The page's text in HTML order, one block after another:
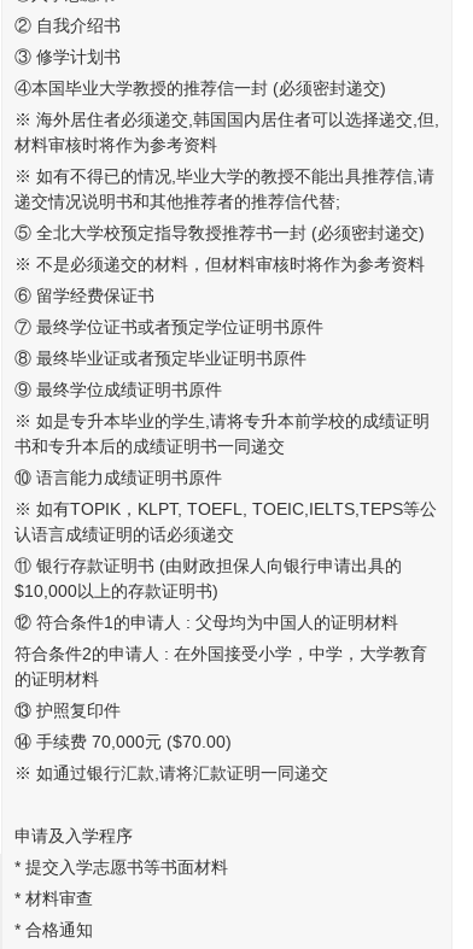
深圳国外文凭服务网
联系人：张老师
② 自我介绍书
③ 修学计划书
④本国毕业大学教授的推荐信一封 (必须密封递交)
※ 海外居住者必须递交,韩国国内居住者可以选择递交,但,
材料审核时将作为参考资料
※ 如有不得已的情况,毕业大学的教授不能出具推荐信,请
递交情况说明书和其他推荐者的推荐信代替;
⑤ 全北大学校预定指导敎授推荐书一封 (必须密封递交)
※ 不是必须递交的材料，但材料审核时将作为参考资料
⑥ 留学经费保证书
⑦ 最终学位证书或者预定学位证明书原件
⑧ 最终毕业证或者预定毕业证明书原件
⑨ 最终学位成绩证明书原件
※ 如是专升本毕业的学生,请将专升本前学校的成绩证明
书和专升本后的成绩证明书一同递交
⑩ 语言能力成绩证明书原件
※ 如有TOPIK，KLPT, TOEFL, TOEIC,IELTS,TEPS等公
认语言成绩证明的话必须递交
⑪ 银行存款证明书 (由财政担保人向银行申请出具的
$10,000以上的存款证明书)
⑫ 符合条件1的申请人 : 父母均为中国人的证明材料
符合条件2的申请人 : 在外国接受小学，中学，大学教育
的证明材料
⑬ 护照复印件
⑭ 手续费 70,000元 ($70.00)
※ 如通过银行汇款,请将汇款证明一同递交
申请及入学程序
* 提交入学志愿书等书面材料
* 材料审查
* 合格通知